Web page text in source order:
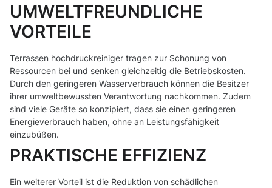
UMWELTFREUNDLICHE
VORTEILE
Terrassen hochdruckreiniger tragen zur Schonung von
Ressourcen bei und senken gleichzeitig die Betriebskosten.
Durch den geringeren Wasserverbrauch können die Besitzer
ihrer umweltbewussten Verantwortung nachkommen. Zudem
sind viele Geräte so konzipiert, dass sie einen geringeren
Energieverbrauch haben, ohne an Leistungsfähigkeit
einzubüßen.
PRAKTISCHE EFFIZIENZ
Ein weiterer Vorteil ist die Reduktion von schädlichen